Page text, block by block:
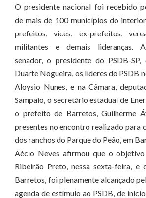
O presidente nacional foi recebido
de mais de 100 municípios do
prefeitos, vices, ex-prefeitos,
militantes e demais lideranças.
senador, o presidente do PSDB-
Duarte Nogueira, os líderes do PSDB
Aloysio Nunes, e na Câmara,
Sampaio, o secretário estadual de
o prefeito de Barretos, Guilherme
presentes no encontro realizado para
dos ranchos do Parque do Peão, em
Aécio Neves afirmou que o objetivo
Ribeirão Preto, nessa sexta-feira, e
Barretos, foi plenamente alcançado
agenda de estímulo ao PSDB, de